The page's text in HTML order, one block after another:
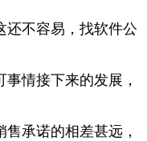
还不容易，找软件公
情接下来的发展，
承诺的相差甚远，